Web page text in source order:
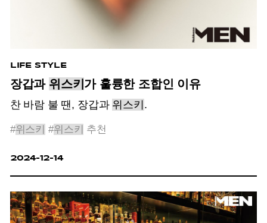
LIFE STYLE
장갑과 위스키 가 훌륭한 조합인 이유
찬 바람 불 땐, 장갑과 위스키 .
#위스키 #위스키 추천
2024-12-14